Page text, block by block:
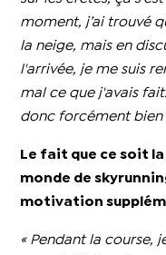
moment, j’ai trouvé
la neige, mais en
l'arrivée, je me suis
mal ce que j'avais
donc forcément bien
Le fait que ce soit la
monde de
motivation
« Pendant la course,